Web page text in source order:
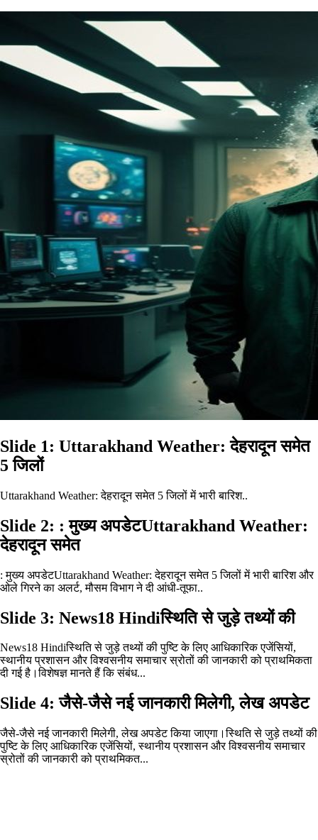
Slide 1: Uttarakhand Weather: देहरादून समेत
5 जिलों
Uttarakhand Weather: देहरादून समेत 5 जिलों में भारी बारिश..
Slide 2: : मुख्य अपडेटUttarakhand Weather:
देहरादून समेत
: मुख्य अपडेटUttarakhand Weather: देहरादून समेत 5 जिलों में भारी बारिश और
ओले गिरने का अलर्ट, मौसम विभाग ने दी आंधी-तूफा..
Slide 3: News18 Hindiस्थिति से जुड़े तथ्यों की
News18 Hindiस्थिति से जुड़े तथ्यों की पुष्टि के लिए आधिकारिक एजेंसियों,
स्थानीय प्रशासन और विश्वसनीय समाचार स्रोतों की जानकारी को प्राथमिकता
दी गई है।विशेषज्ञ मानते हैं कि संबंध...
Slide 4: जैसे-जैसे नई जानकारी मिलेगी, लेख अपडेट
जैसे-जैसे नई जानकारी मिलेगी, लेख अपडेट किया जाएगा।स्थिति से जुड़े तथ्यों की
पुष्टि के लिए आधिकारिक एजेंसियों, स्थानीय प्रशासन और विश्वसनीय समाचार
स्रोतों की जानकारी को प्राथमिकत...